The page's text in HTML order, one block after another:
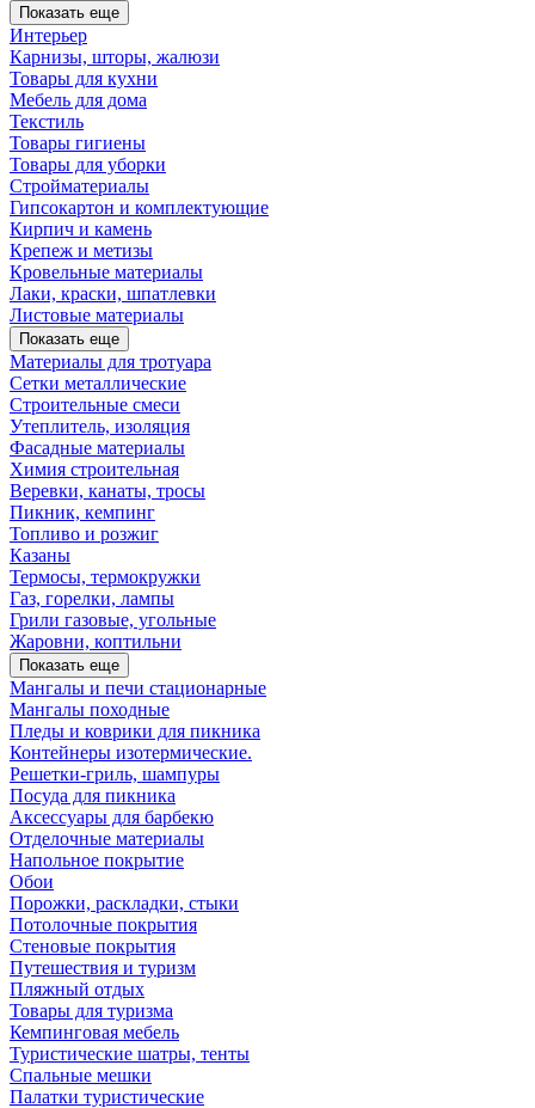
Показать еще
Интерьер
Карнизы, шторы, жалюзи
Товары для кухни
Мебель для дома
Текстиль
Товары гигиены
Товары для уборки
Стройматериалы
Гипсокартон и комплектующие
Кирпич и камень
Крепеж и метизы
Кровельные материалы
Лаки, краски, шпатлевки
Листовые материалы
Показать еще
Материалы для тротуара
Сетки металлические
Строительные смеси
Утеплитель, изоляция
Фасадные материалы
Химия строительная
Веревки, канаты, тросы
Пикник, кемпинг
Топливо и розжиг
Казаны
Термосы, термокружки
Газ, горелки, лампы
Грили газовые, угольные
Жаровни, коптильни
Показать еще
Мангалы и печи стационарные
Мангалы походные
Пледы и коврики для пикника
Контейнеры изотермические.
Решетки-гриль, шампуры
Посуда для пикника
Аксессуары для барбекю
Отделочные материалы
Напольное покрытие
Обои
Порожки, раскладки, стыки
Потолочные покрытия
Стеновые покрытия
Путешествия и туризм
Пляжный отдых
Товары для туризма
Кемпинговая мебель
Туристические шатры, тенты
Спальные мешки
Палатки туристические